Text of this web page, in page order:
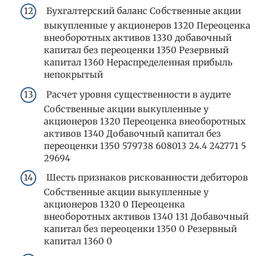
Бухгалтерский баланс Собственные акции
выкупленные у акционеров 1320 Переоценка
внеоборотных активов 1330 добавочный
капитал без переоценки 1350 Резервный
капитал 1360 Нераспределенная прибыль
непокрытый
Расчет уровня существенности в аудите
Собственные акции выкупленные у
акционеров 1320 Переоценка внеоборотных
активов 1340 Добавочный капитал без
переоценки 1350 579738 608013 24.4 242771 5
29694
Шесть признаков рискованности дебиторов
Собственные акции выкупленные у
акционеров 1320 0 Переоценка
внеоборотных активов 1340 131 Добавочный
капитал без переоценки 1350 0 Резервный
капитал 1360 0